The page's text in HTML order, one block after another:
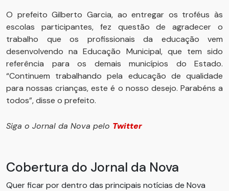
O prefeito Gilberto Garcia, ao entregar os troféus às
escolas participantes, fez questão de agradecer o
trabalho que os profissionais da educação vem
desenvolvendo na Educação Municipal, que tem sido
referência para os demais municípios do Estado.
“Continuem trabalhando pela educação de qualidade
para nossas crianças, este é o nosso desejo. Parabéns a
todos”, disse o prefeito.
Siga o Jornal da Nova pelo Twitter
Cobertura do Jornal da Nova
Quer ficar por dentro das principais notícias de Nova